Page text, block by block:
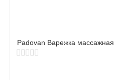
Padovan Варежка массажная